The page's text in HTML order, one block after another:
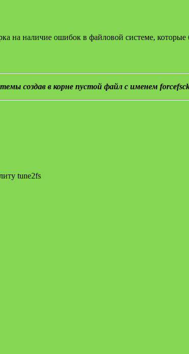
на наличие ошибок в файловой системе, которые
создав в корне пустой файл с именем
tune2fs